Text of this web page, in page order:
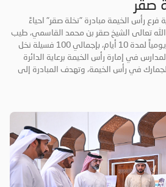
صقر
فرع رأس الخيمة مبادرة "نخلة صقر" احياءً
تعالى الشيخ صقر بن محمد القاسمي، طيب
الله ثراه، فتم توزيع 10 نخلات يومياً لمدة 10 أيام، بإجمالي 100 فسيلة نخل
في إمارة رأس الخيمة برعاية الدائرة
في رأس الخيمة، وتهدف المبادرة إلى
طلاب من مدرسة الخران للتعليم